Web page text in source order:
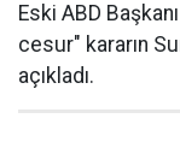
Eski ABD
cesur" kararın
açıkladı.